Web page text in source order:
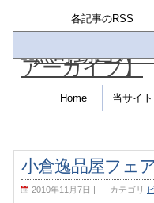
各記事のRSS
Home 当サイ
小倉逸品屋フェ
2010年11月7日 | カテゴリ